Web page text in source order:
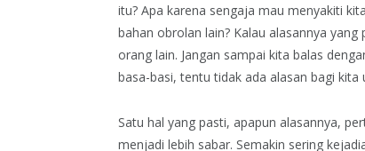
itu? Apa karena sengaja mau menyakiti
bahan obrolan lain? Kalau alasannya
orang lain. Jangan sampai kita balas
basa-basi, tentu tidak ada alasan bagi
Satu hal yang pasti, apapun alasannya,
menjadi lebih sabar. Semakin sering